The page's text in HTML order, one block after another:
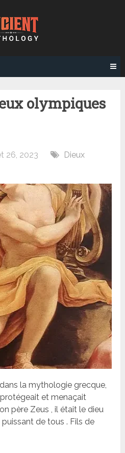
olympiques
26, 2023
Dieux
la mythologie grecque,
et menaçait
père Zeus , il était le dieu
de tous . Fils de